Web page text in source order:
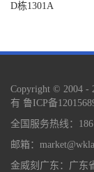
D栋1301A
Copyright © 2004 -
有 鲁ICP备
全国服务热线：186
邮箱：
金威刻广东：广东